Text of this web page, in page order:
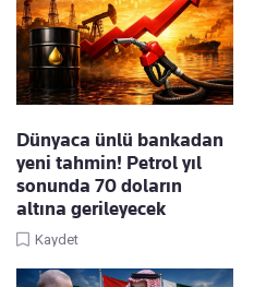
Dünyaca ünlü bankadan
yeni tahmin! Petrol yıl
sonunda 70 doların
altına gerileyecek
Kaydet